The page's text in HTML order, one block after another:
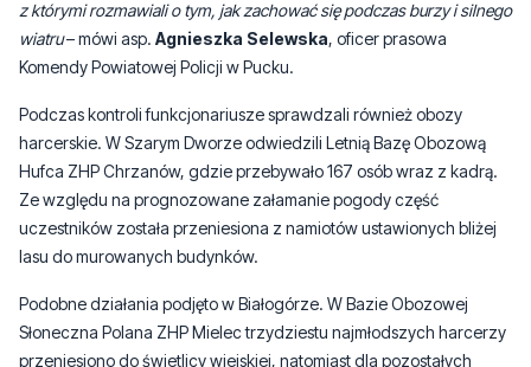
przygotowanie organizatorów do pogorszenia warunków
atmosferycznych, przekazywali informacje o zasadach
bezpieczeństwa, a w Szarym Dworze spotkali się także z harcerzami,
wiatru– mówi asp.Agnieszka Selewska, oficer prasowa
Komendy Powiatowej Policji w Pucku.
Podczas kontroli funkcjonariusze sprawdzali również obozy
harcerskie. W Szarym Dworze odwiedzili Letnią Bazę Obozową
Hufca ZHP Chrzanów, gdzie przebywało 167 osób wraz z kadrą.
uczestników została przeniesiona z namiotów ustawionych bliżej
lasu do murowanych budynków.